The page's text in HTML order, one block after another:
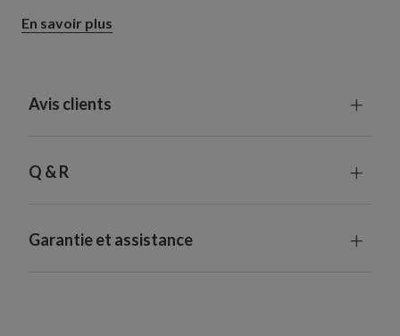
Chaque modèle requiert 3 piles de type C (non
18 heures d'arrêt
vous recommandons une exposition extérieure de
3 mois maximum par an.
En savoir plus
Avis clients
Q & R
Garantie et assistance